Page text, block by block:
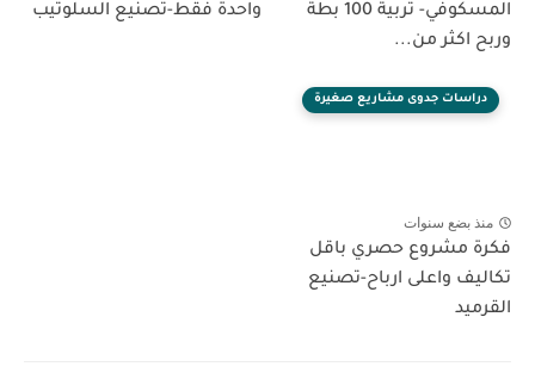
المسكوفي- تربية 100 بطة
وربح اكثر من...
واحدة فقط-تصنيع السلوتيب
دراسات جدوى مشاريع صغيرة
منذ بضع سنوات
فكرة مشروع حصري باقل
تكاليف واعلى ارباح-تصنيع
القرميد